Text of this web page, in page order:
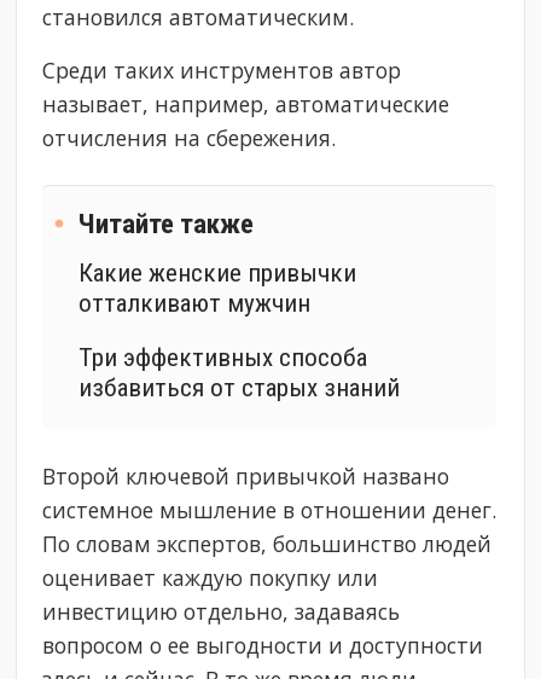
становился автоматическим.
Среди таких инструментов автор
называет, например, автоматические
отчисления на сбережения.
Читайте также
Какие женские привычки
отталкивают мужчин
Три эффективных способа
избавиться от старых знаний
Второй ключевой привычкой названо
системное мышление в отношении денег.
По словам экспертов, большинство людей
оценивает каждую покупку или
инвестицию отдельно, задаваясь
вопросом о ее выгодности и доступности